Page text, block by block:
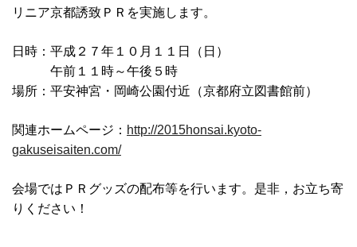
リニア京都誘致ＰＲを実施します。
日時：平成２７年１０月１１日（日）
午前１１時～午後５時
場所：平安神宮・岡崎公園付近（京都府立図書館前）
関連ホームページ： http://2015honsai.kyoto-
gakuseisaiten.com/
会場ではＰＲグッズの配布等を行います。是非，お立ち寄
りください！